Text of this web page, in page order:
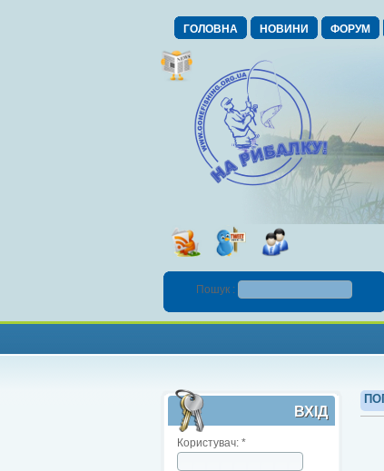
ГОЛОВНА НОВИНИ ФОРУМ
Пошук :
ВХІД
Користувач: *